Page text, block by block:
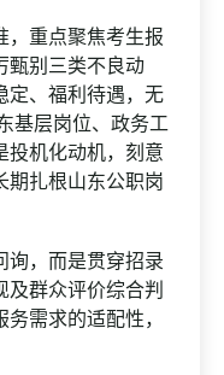
重点聚焦考生报
甄别三类不良动
定、福利待遇，无
基层岗位、政务工
投机化动机，刻意
期扎根山东公职岗
，而是贯穿招录
及群众评价综合判
需求的适配性，